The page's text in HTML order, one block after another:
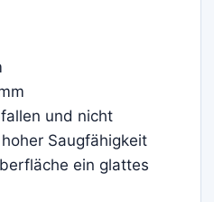
und nicht
Saugfähigkeit
ein glattes